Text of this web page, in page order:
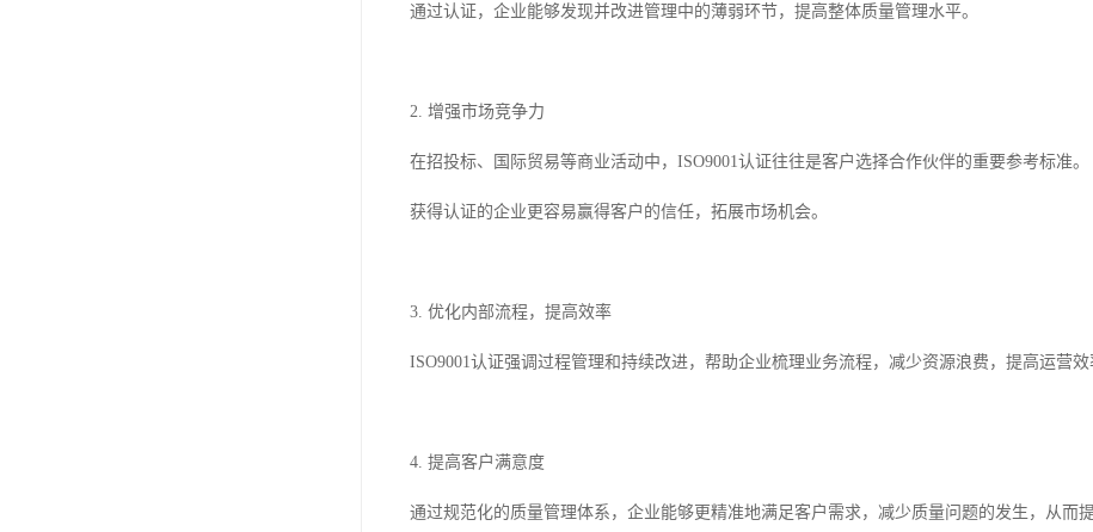
通过认证，企业能够发现并改进管理中的薄弱环节，提高整体质量管理水平。
2. 增强市场竞争力
在招投标、国际贸易等商业活动中，ISO9001认证往往是客户选择合作伙伴的重要参考标准。
获得认证的企业更容易赢得客户的信任，拓展市场机会。
3. 优化内部流程，提高效率
ISO9001认证强调过程管理和持续改进，帮助企业梳理业务流程，减少资源浪费，提高运营效
4. 提高客户满意度
通过规范化的质量管理体系，企业能够更精准地满足客户需求，减少质量问题的发生，从而